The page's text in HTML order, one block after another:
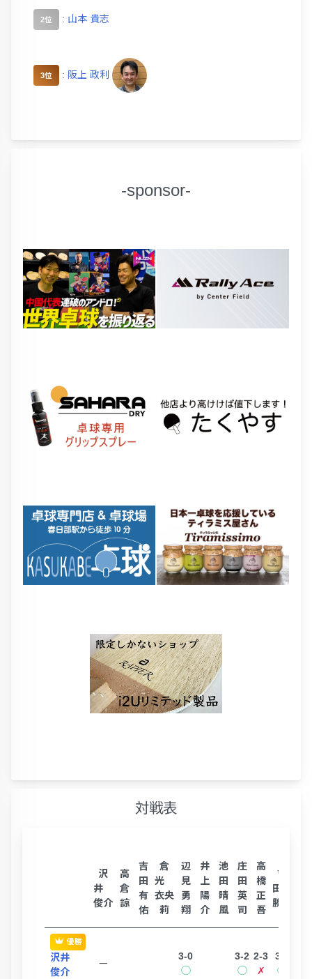
2位 : 山本 貴志
3位 : 阪上 政利
-sponsor-
対戦表
沢
井
俊介
高
倉
諒
吉
田
有
佑
倉
光
衣央
莉
辺
見
勇
翔
井
上
陽
介
池
田
晴
風
庄
田
英
司
高
橋
正
吾
吉
田
勝利
優勝
沢井
俊介
ー
3-0
◯
3-2
◯
2-3
✗
3-1
◯